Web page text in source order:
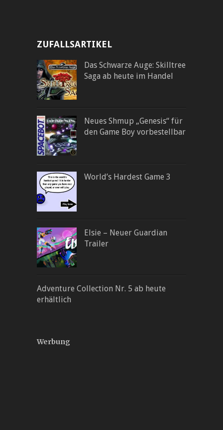
ZUFALLSARTIKEL
Das Schwarze Auge: Skilltree
Saga ab heute im Handel
Neues Shmup „Genesis“ für
den Game Boy vorbestellbar
World’s Hardest Game 3
Elsie – Neuer Guardian
Trailer
Adventure Collection Nr. 5 ab heute
erhältlich
Werbung